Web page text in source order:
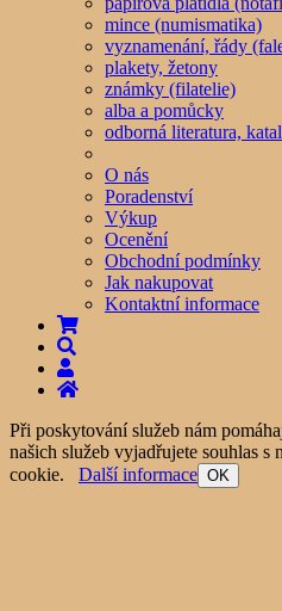
mince (numismatika)
vyznamenání, řády
plakety, žetony
známky (filatelie)
alba a pomůcky
odborná literatura,
O nás
Poradenství
Výkup
Ocenění
Obchodní podmínky
Jak nakupovat
Kontaktní informace
Při poskytování služeb nám
našich služeb vyjadřujete souhlas s
cookie. Další informace